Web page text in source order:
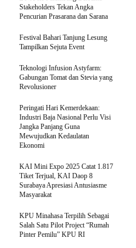
Stakeholders Tekan Angka
Pencurian Prasarana dan Sarana
Festival Bahari Tanjung Lesung
Tampilkan Sejuta Event
Teknologi Infusion Astyfarm:
Gabungan Tomat dan Stevia yang
Revolusioner
Peringati Hari Kemerdekaan:
Industri Baja Nasional Perlu Visi
Jangka Panjang Guna
Mewujudkan Kedaulatan
Ekonomi
KAI Mini Expo 2025 Catat 1.817
Tiket Terjual, KAI Daop 8
Surabaya Apresiasi Antusiasme
Masyarakat
KPU Minahasa Terpilih Sebagai
Salah Satu Pilot Project “Rumah
Pinter Pemilu” KPU RI